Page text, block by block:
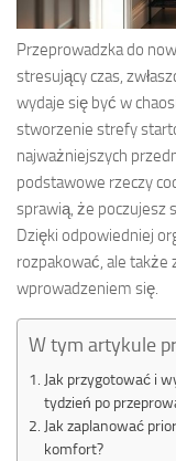
Przeprowadzka do
stresujący czas,
wydaje się być w
stworzenie strefy
najważniejszych
podstawowe rzeczy
sprawią, że poczujesz
Dzięki odpowiedniej
rozpakować, ale
wprowadzeniem się.
W tym artykule
Jak przygotować i
tydzień po
Jak zaplanować
komfort?